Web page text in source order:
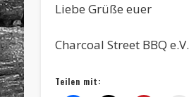
Liebe Grüße euer
Charcoal Street BBQ e.V.
Teilen mit: